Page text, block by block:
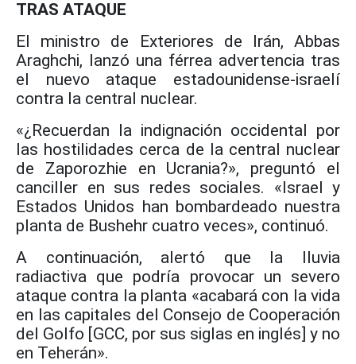
TRAS ATAQUE
El ministro de Exteriores de Irán, Abbas
Araghchi, lanzó una férrea advertencia tras
el nuevo ataque estadounidense-israelí
contra la central nuclear.
«¿Recuerdan la indignación occidental por
las hostilidades cerca de la central nuclear
de Zaporozhie en Ucrania?», preguntó el
canciller en sus redes sociales. «Israel y
Estados Unidos han bombardeado nuestra
planta de Bushehr cuatro veces», continuó.
A continuación, alertó que la lluvia
radiactiva que podría provocar un severo
ataque contra la planta «acabará con la vida
en las capitales del Consejo de Cooperación
del Golfo [GCC, por sus siglas en inglés] y no
en Teherán».